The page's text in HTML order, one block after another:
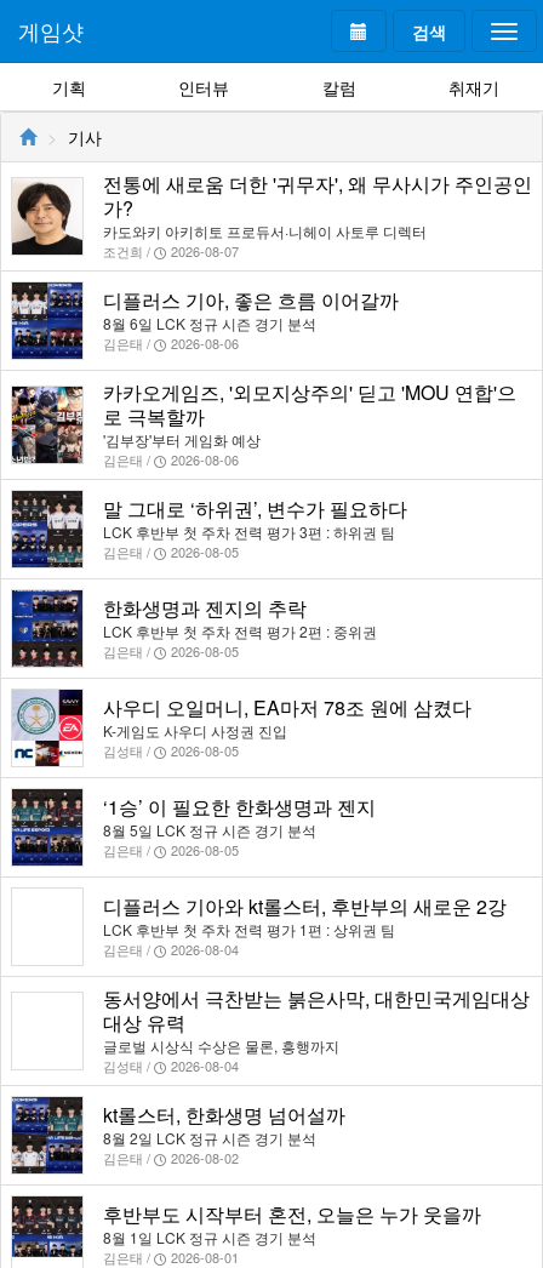
검색
게임샷
기획 인터뷰 칼럼 취재기
기사
전통에 새로움 더한 '귀무자', 왜 무사시가 주인공인
가?
카도와키 아키히토 프로듀서·니헤이 사토루 디렉터
조건희 / 2026-08-07
디플러스 기아, 좋은 흐름 이어갈까
8월 6일 LCK 정규 시즌 경기 분석
김은태 / 2026-08-06
카카오게임즈, '외모지상주의' 딛고 'MOU 연합'으
로 극복할까
'김부장'부터 게임화 예상
김은태 / 2026-08-06
말 그대로 ‘하위권’, 변수가 필요하다
LCK 후반부 첫 주차 전력 평가 3편 : 하위권 팀
김은태 / 2026-08-05
한화생명과 젠지의 추락
LCK 후반부 첫 주차 전력 평가 2편 : 중위권
김은태 / 2026-08-05
사우디 오일머니, EA마저 78조 원에 삼켰다
K-게임도 사우디 사정권 진입
김성태 / 2026-08-05
‘1승’ 이 필요한 한화생명과 젠지
8월 5일 LCK 정규 시즌 경기 분석
김은태 / 2026-08-05
디플러스 기아와 kt롤스터, 후반부의 새로운 2강
LCK 후반부 첫 주차 전력 평가 1편 : 상위권 팀
김은태 / 2026-08-04
동서양에서 극찬받는 붉은사막, 대한민국게임대상
대상 유력
글로벌 시상식 수상은 물론, 흥행까지
김성태 / 2026-08-04
kt롤스터, 한화생명 넘어설까
8월 2일 LCK 정규 시즌 경기 분석
김은태 / 2026-08-02
후반부도 시작부터 혼전, 오늘은 누가 웃을까
8월 1일 LCK 정규 시즌 경기 분석
김은태 / 2026-08-01